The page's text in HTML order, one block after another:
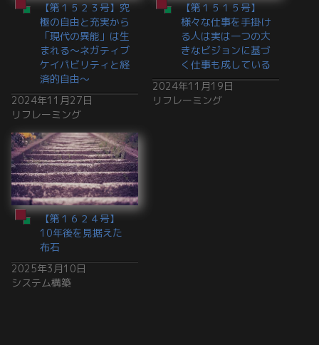
【第１５２３号】究
極の自由と充実から
「現代の異能」は生
まれる〜ネガティブ
ケイパビリティと経
済的自由〜
2024年11月27日
リフレーミング
【第１５１５号】
様々な仕事を手掛け
る人は実は一つの大
きなビジョンに基づ
く仕事も成している
2024年11月19日
リフレーミング
【第１６２４号】
10年後を見据えた
布石
2025年3月10日
システム構築